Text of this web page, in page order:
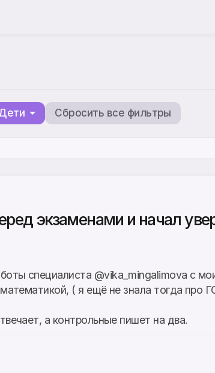
Сбросить все фильтры
экзаменами и начал
специалиста @vika_mingalimova с
( я ещё не знала тогда про
а контрольные пишет на два.